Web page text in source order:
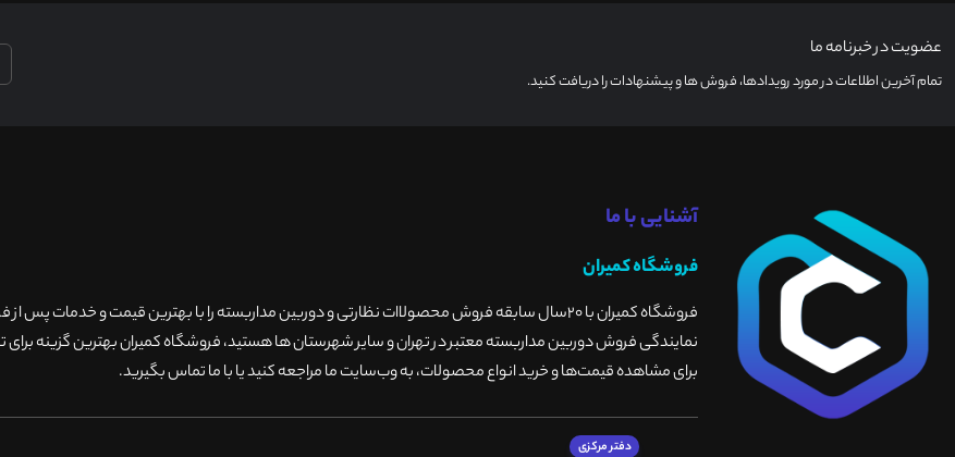
عضویت در خبرنامه ما
تمام آخرین اطلاعات در مورد رویدادها، فروش ها و پیشنهادات را دریافت کنید.
آشنایی با ما
فروشگاه کمیران
فروشگاه کمیران با ۲۰سال سابقه فروش محصولاات نظارتی و دوربین مداربسته را با بهترین قیمت و خدمات
نمایندگی فروش دوربین مداربسته معتبر در تهران و سایر شهرستان ها هستید، فروشگاه کمیران بهترین گزینه برای
برای مشاهده قیمت‌ها و خرید انواع محصولات، به وب‌سایت ما مراجعه کنید یا با ما تماس بگیرید.
دفتر مرکزی